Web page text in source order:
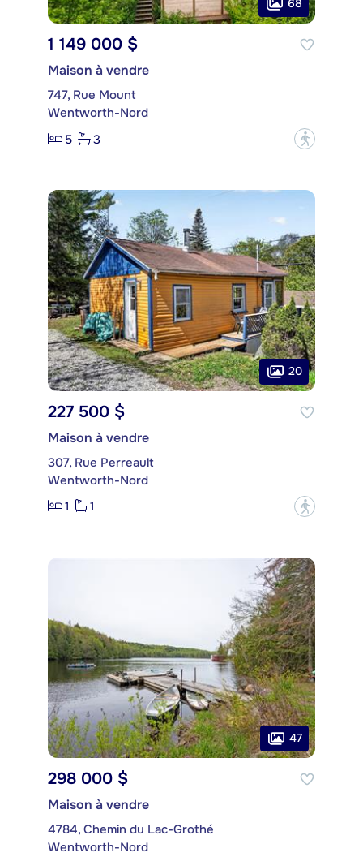
68
1 149 000 $
Maison à vendre
747, Rue Mount
Wentworth-Nord
5
3 ?
20
227 500 $
Maison à vendre
307, Rue Perreault
Wentworth-Nord
1
1 ?
47
298 000 $
Maison à vendre
4784, Chemin du Lac-Grothé
Wentworth-Nord